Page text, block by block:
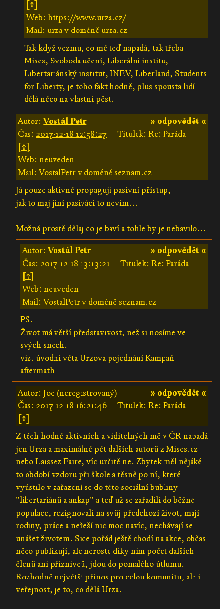
[↑]
Web: https://www.urza.cz/
Mail: urza v doméně urza.cz
Tak když vezmu, co mě teď napadá, tak třeba
Mises, Svoboda učení, Liberální institu,
Libertariánský institut, INEV, Liberland, Students
for Liberty, je toho fakt hodně, plus spousta lidí
dělá něco na vlastní pěst.
» odpovědět «
Autor:Vostál Petr
Čas: 2017-12-18 12:58:27
Titulek: Re: Paráda
[↑]
Web: neuveden
Mail: VostalPetr v doméně seznam.cz
Já pouze aktivně propaguji pasivní přístup,
jak to maj jiní pasiváci to nevím...
Možná prostě dělaj co je baví a tohle by je nebavilo...
» odpovědět «
Autor:Vostál Petr
Čas: 2017-12-18 13:13:21
Titulek: Re: Paráda
[↑]
Web: neuveden
Mail: VostalPetr v doméně seznam.cz
PS.
Život má větší představivost, než si nosíme ve
svých snech.
viz. úvodní věta Urzova pojednání Kampaň
aftermath
» odpovědět «
Autor: Joe (neregistrovaný)
Čas: 2017-12-18 16:21:46
Titulek: Re: Paráda
[↑]
Z těch hodně aktivních a viditelných mě v ČR napadá
jen Urza a maximálně pět dalších autorů z Mises.cz
nebo Laissez Faire, víc určitě ne. Zbytek měl nějáké
to období vzdoru při škole a těsně po ní, které
vyústilo v zařazení se do této sociální bubliny
"libertariánů a ankap" a teď už se zařadili do běžné
populace, rezignovali na svůj předchozí život, mají
rodiny, práce a neřeší nic moc navíc, nechávají se
unášet životem. Sice pořád ještě chodí na akce, občas
něco publikují, ale neroste díky nim počet dalších
členů ani příznivců, jdou do pomalého útlumu.
Rozhodně největší přínos pro celou komunitu, ale i
veřejnost, je to, co dělá Urza.